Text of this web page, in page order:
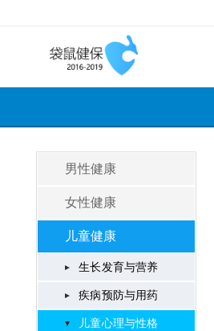
男性健康
女性健康
儿童健康
生长发育与营养
疾病预防与用药
儿童心理与性格